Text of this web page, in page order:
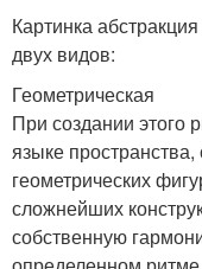
Картинка
двух видов:
Геометрическая
При создании этого
языке
геометрических
сложнейших
собственную